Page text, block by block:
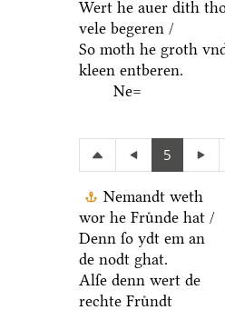
Wert he auer dith
vele begeren /
So moth he groth
kleen entberen.
Ne=
5
Nemandt weth
wor he Fruͤnde hat /
Denn ſo ydt em an
de nodt ghat.
Alſe denn wert de
rechte Fruͤndt